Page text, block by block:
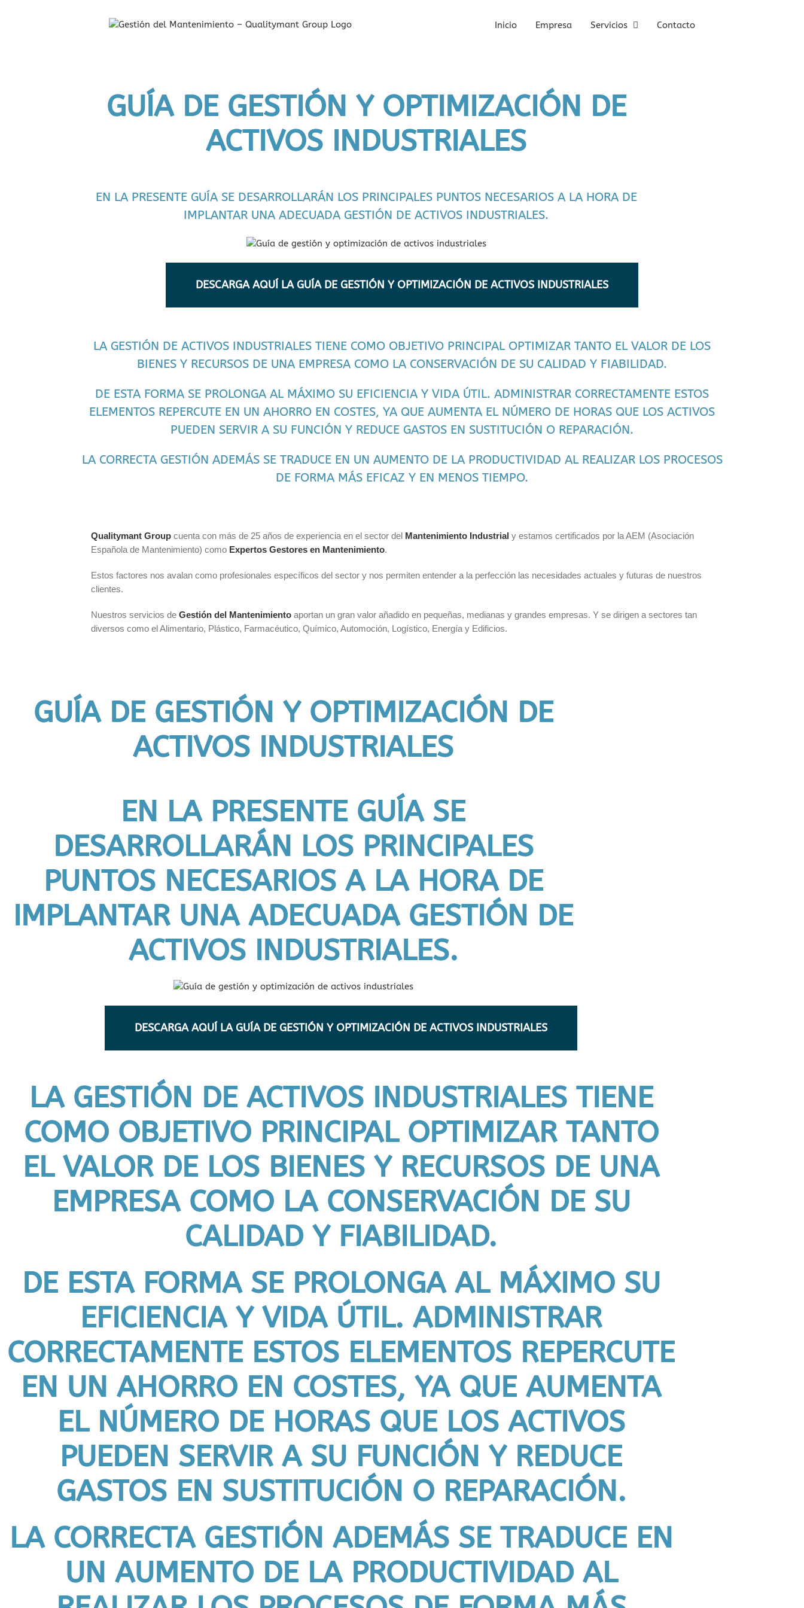
Inicio Empresa Servicios Contacto
GUÍA DE GESTIÓN Y OPTIMIZACIÓN DE
ACTIVOS INDUSTRIALES
EN LA PRESENTE GUÍA SE DESARROLLARÁN LOS PRINCIPALES PUNTOS NECESARIOS A LA HORA DE
IMPLANTAR UNA ADECUADA GESTIÓN DE ACTIVOS INDUSTRIALES.
DESCARGA AQUÍ LA GUÍA DE GESTIÓN Y OPTIMIZACIÓN DE ACTIVOS INDUSTRIALES
LA GESTIÓN DE ACTIVOS INDUSTRIALES TIENE COMO OBJETIVO PRINCIPAL OPTIMIZAR TANTO EL VALOR DE LOS
BIENES Y RECURSOS DE UNA EMPRESA COMO LA CONSERVACIÓN DE SU CALIDAD Y FIABILIDAD.
DE ESTA FORMA SE PROLONGA AL MÁXIMO SU EFICIENCIA Y VIDA ÚTIL. ADMINISTRAR CORRECTAMENTE ESTOS
ELEMENTOS REPERCUTE EN UN AHORRO EN COSTES, YA QUE AUMENTA EL NÚMERO DE HORAS QUE LOS ACTIVOS
PUEDEN SERVIR A SU FUNCIÓN Y REDUCE GASTOS EN SUSTITUCIÓN O REPARACIÓN.
LA CORRECTA GESTIÓN ADEMÁS SE TRADUCE EN UN AUMENTO DE LA PRODUCTIVIDAD AL REALIZAR LOS PROCESOS
DE FORMA MÁS EFICAZ Y EN MENOS TIEMPO.
Qualitymant Group cuenta con más de 25 años de experiencia en el sector del Mantenimiento Industrial y estamos certificados por la AEM (Asociación
Española de Mantenimiento) como Expertos Gestores en Mantenimiento.
Estos factores nos avalan como profesionales específicos del sector y nos permiten entender a la perfección las necesidades actuales y futuras de nuestros
clientes.
Nuestros servicios de Gestión del Mantenimiento aportan un gran valor añadido en pequeñas, medianas y grandes empresas. Y se dirigen a sectores tan
diversos como el Alimentario, Plástico, Farmacéutico, Químico, Automoción, Logístico, Energía y Edificios.
GUÍA DE GESTIÓN Y OPTIMIZACIÓN DE
ACTIVOS INDUSTRIALES
EN LA PRESENTE GUÍA SE
DESARROLLARÁN LOS PRINCIPALES
PUNTOS NECESARIOS A LA HORA DE
IMPLANTAR UNA ADECUADA GESTIÓN DE
ACTIVOS INDUSTRIALES.
DESCARGA AQUÍ LA GUÍA DE GESTIÓN Y OPTIMIZACIÓN DE ACTIVOS INDUSTRIALES
LA GESTIÓN DE ACTIVOS INDUSTRIALES TIENE
COMO OBJETIVO PRINCIPAL OPTIMIZAR TANTO
EL VALOR DE LOS BIENES Y RECURSOS DE UNA
EMPRESA COMO LA CONSERVACIÓN DE SU
CALIDAD Y FIABILIDAD.
DE ESTA FORMA SE PROLONGA AL MÁXIMO SU
EFICIENCIA Y VIDA ÚTIL. ADMINISTRAR
CORRECTAMENTE ESTOS ELEMENTOS REPERCUTE
EN UN AHORRO EN COSTES, YA QUE AUMENTA
EL NÚMERO DE HORAS QUE LOS ACTIVOS
PUEDEN SERVIR A SU FUNCIÓN Y REDUCE
GASTOS EN SUSTITUCIÓN O REPARACIÓN.
LA CORRECTA GESTIÓN ADEMÁS SE TRADUCE EN
UN AUMENTO DE LA PRODUCTIVIDAD AL